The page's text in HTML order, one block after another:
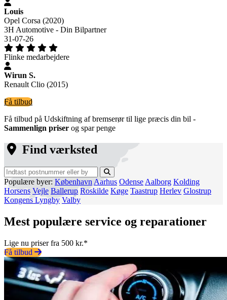
Louis
Opel Corsa (2020)
3H Automotive - Din Bilpartner
31-07-26
Flinke medarbejdere
Wirun S.
Renault Clio (2015)
Få tilbud
Få tilbud på Udskiftning af bremserør til lige præcis din bil -
Sammenlign priser og spar penge
Find værksted
Populære byer: København Aarhus Odense Aalborg Kolding
Horsens Vejle Ballerup Roskilde Køge Taastrup Herlev Glostrup
Kongens Lyngby Valby
Mest populære service og reparationer
Lige nu priser fra 500 kr.*
Få tilbud